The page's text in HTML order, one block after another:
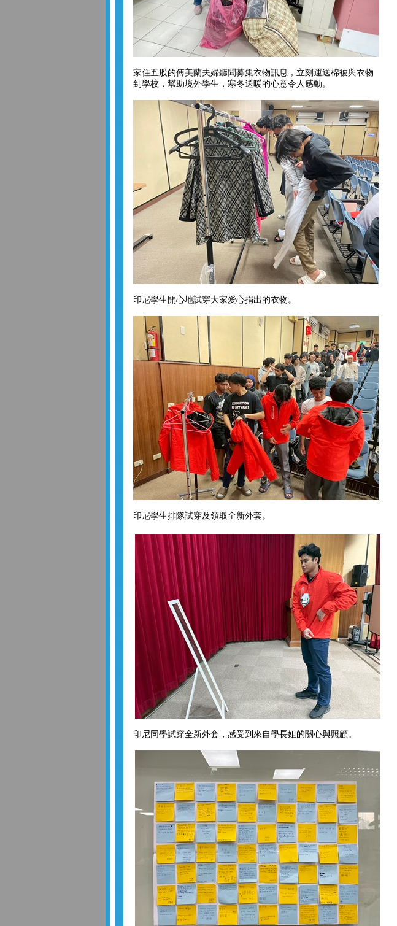
家住五股的傅美蘭夫婦聽聞募集衣物訊息，立刻運送棉被與衣物
到學校，幫助境外學生，寒冬送暖的心意令人感動。
印尼學生開心地試穿大家愛心捐出的衣物。
印尼學生排隊試穿及領取全新外套。
印尼同學試穿全新外套，感受到來自學長姐的關心與照顧。